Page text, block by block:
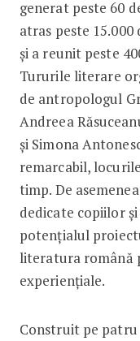
generat peste 60
atras peste
și a reunit peste
Tururile literare
de antropologul
Andreea
și Simona
remarcabil,
timp. De
dedicate copiilor
potențialul
literatura română
experiențiale.
Construit pe